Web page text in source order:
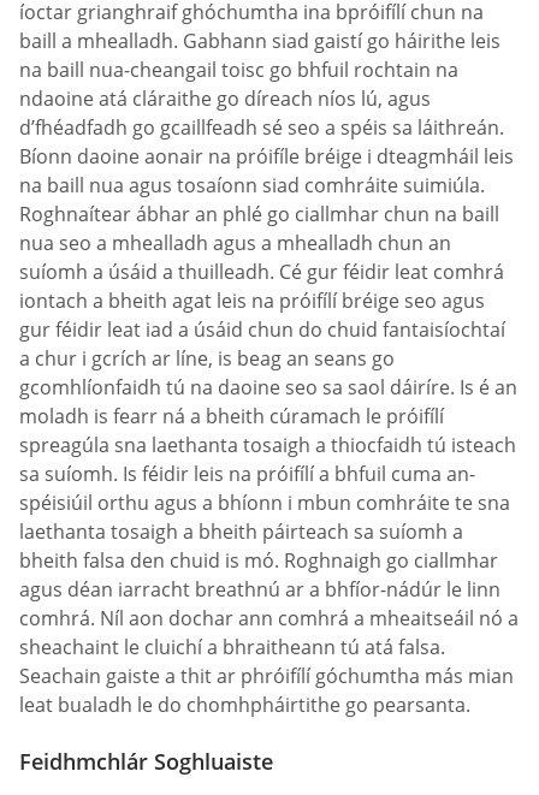
íoctar grianghraif ghóchumtha ina bpróifílí chun na
baill a mhealladh. Gabhann siad gaistí go háirithe leis
na baill nua-cheangail toisc go bhfuil rochtain na
ndaoine atá cláraithe go díreach níos lú, agus
d’fhéadfadh go gcaillfeadh sé seo a spéis sa láithreán.
Bíonn daoine aonair na próifíle bréige i dteagmháil leis
na baill nua agus tosaíonn siad comhráite suimiúla.
Roghnaítear ábhar an phlé go ciallmhar chun na baill
nua seo a mhealladh agus a mhealladh chun an
suíomh a úsáid a thuilleadh. Cé gur féidir leat comhrá
iontach a bheith agat leis na próifílí bréige seo agus
gur féidir leat iad a úsáid chun do chuid fantaisíochtaí
a chur i gcrích ar líne, is beag an seans go
gcomhlíonfaidh tú na daoine seo sa saol dáiríre. Is é an
moladh is fearr ná a bheith cúramach le próifílí
spreagúla sna laethanta tosaigh a thiocfaidh tú isteach
sa suíomh. Is féidir leis na próifílí a bhfuil cuma an-
spéisiúil orthu agus a bhíonn i mbun comhráite te sna
laethanta tosaigh a bheith páirteach sa suíomh a
bheith falsa den chuid is mó. Roghnaigh go ciallmhar
agus déan iarracht breathnú ar a bhfíor-nádúr le linn
comhrá. Níl aon dochar ann comhrá a mheaitseáil nó a
sheachaint le cluichí a bhraitheann tú atá falsa.
Seachain gaiste a thit ar phróifílí góchumtha más mian
leat bualadh le do chomhpháirtithe go pearsanta.
Feidhmchlár Soghluaiste